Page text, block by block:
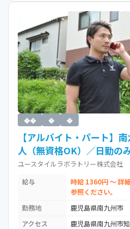
�� � �
【アルバイト・パート】
人（無資格OK）／日勤の
払い制度あり／訪問介護（
［Ja］ / 無資格(ホームヘ
ユースタイルラボラトリー株式会社
給与
時給 1360円 ～ 詳
参照ください。
勤務地
鹿児島県南九州市
アクセス
鹿児島県南九州市